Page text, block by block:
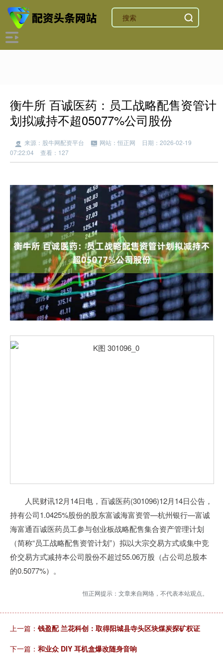
衡牛所 百诚医药：员工战略配售资管计
划拟减持不超05077%公司股份
来源：股牛网配资平台 网站：恒正网
日期：2026-02-19
07:22:04
查看：127
人民财讯12月14日电，百诚医药(301096)12月14日公告，
持有公司1.0425%股份的股东富诚海富资管—杭州银行—富诚
海富通百诚医药员工参与创业板战略配售集合资产管理计划
（简称“员工战略配售资管计划”）拟以大宗交易方式或集中竞
价交易方式减持本公司股份不超过55.06万股（占公司总股本
的0.5077%）。
恒正网提示：文章来自网络，不代表本站观点。
上一篇： 钱盈配 兰花科创：取得阳城县寺头区块煤炭探矿权证
下一篇： 和业众 DIY 耳机盒爆改随身音响